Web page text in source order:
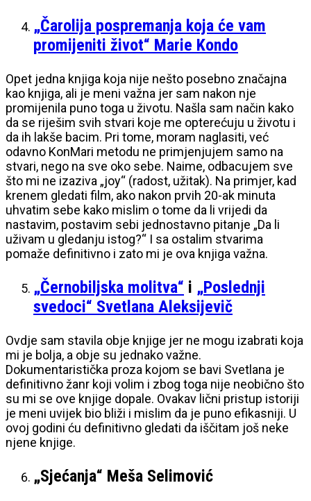
„Čarolija pospremanja koja će vam
promijeniti život“ Marie Kondo
Opet jedna knjiga koja nije nešto posebno značajna
kao knjiga, ali je meni važna jer sam nakon nje
promijenila puno toga u životu. Našla sam način kako
da se riješim svih stvari koje me opterećuju u životu i
da ih lakše bacim. Pri tome, moram naglasiti, već
odavno KonMari metodu ne primjenjujem samo na
stvari, nego na sve oko sebe. Naime, odbacujem sve
što mi ne izaziva „joy“ (radost, užitak). Na primjer, kad
krenem gledati film, ako nakon prvih 20-ak minuta
uhvatim sebe kako mislim o tome da li vrijedi da
nastavim, postavim sebi jednostavno pitanje „Da li
uživam u gledanju istog?“ I sa ostalim stvarima
pomaže definitivno i zato mi je ova knjiga važna.
„Černobiljska molitva“ i „Poslednji
svedoci“ Svetlana Aleksijevič
Ovdje sam stavila obje knjige jer ne mogu izabrati koja
mi je bolja, a obje su jednako važne.
Dokumentaristička proza kojom se bavi Svetlana je
definitivno žanr koji volim i zbog toga nije neobično što
su mi se ove knjige dopale. Ovakav lični pristup istoriji
je meni uvijek bio bliži i mislim da je puno efikasniji. U
ovoj godini ću definitivno gledati da iščitam još neke
njene knjige.
„Sjećanja“ Meša Selimović